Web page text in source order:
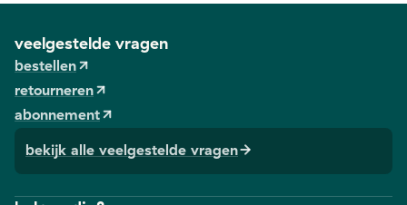
veelgestelde vragen
bestellen
retourneren
abonnement
bekijk alle veelgestelde vragen